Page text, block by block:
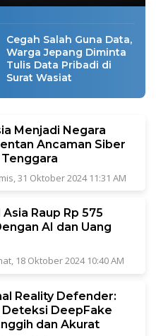
Cegah Salah Guna Data,
Warga Jepang Diminta
Tulis Data Pribadi di
Surat Wasiat
Menjadi Negara
Ancaman Siber
31 Oktober 2024 11:31 AM
Asia Raup Rp 575
AI dan Uang
18 Oktober 2024 10:40 AM
Reality Defender:
DeepFake
dan Akurat